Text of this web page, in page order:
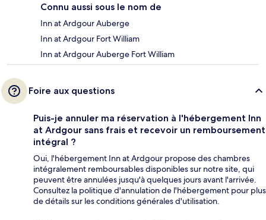
Connu aussi sous le nom de
Inn at Ardgour Auberge
Inn at Ardgour Fort William
Inn at Ardgour Auberge Fort William
Foire aux questions
Puis-je annuler ma réservation à l'hébergement Inn
at Ardgour sans frais et recevoir un remboursement
intégral ?
Oui, l'hébergement Inn at Ardgour propose des chambres
intégralement remboursables disponibles sur notre site, qui
peuvent être annulées jusqu'à quelques jours avant l'arrivée.
Consultez la politique d'annulation de l'hébergement pour plus
de détails sur les conditions générales d'utilisation.